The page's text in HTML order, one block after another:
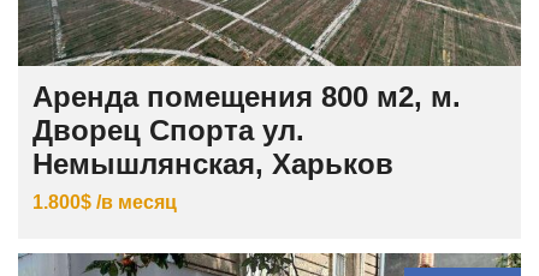
Аренда помещения 800 м2, м.
Дворец Спорта ул.
Немышлянская, Харьков
1.800$ /в месяц